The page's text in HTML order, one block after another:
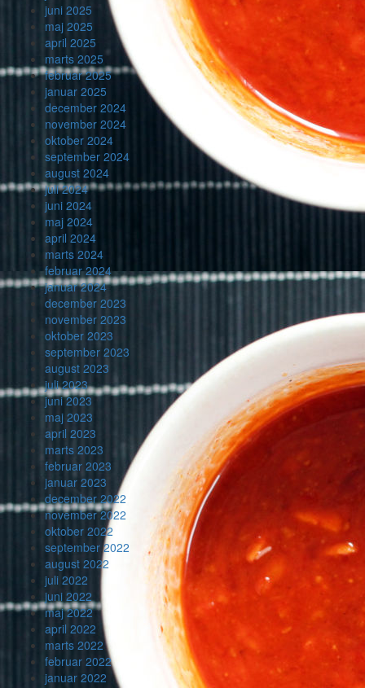
juni 2025
maj 2025
april 2025
marts 2025
februar 2025
januar 2025
december 2024
november 2024
oktober 2024
september 2024
august 2024
juli 2024
juni 2024
maj 2024
april 2024
marts 2024
februar 2024
januar 2024
december 2023
november 2023
oktober 2023
september 2023
august 2023
juli 2023
juni 2023
maj 2023
april 2023
marts 2023
februar 2023
januar 2023
december 2022
november 2022
oktober 2022
september 2022
august 2022
juli 2022
juni 2022
maj 2022
april 2022
marts 2022
februar 2022
januar 2022